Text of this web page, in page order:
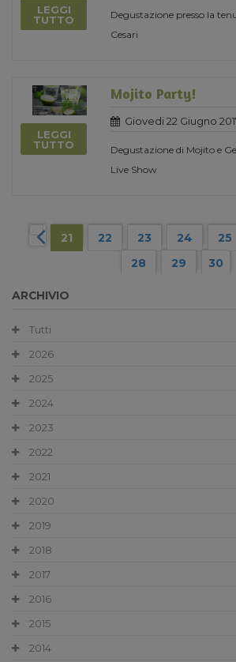
LEGGI
TUTTO
Degustazione presso la
Cesari
LEGGI
TUTTO
Mojito Party!
Giovedi 22 Giugno
Degustazione di Mojito e
Live Show
21 22 23 24 25
28
29 30
ARCHIVIO
Tutti
2026
2025
2024
2023
2022
2021
2020
2019
2018
2017
2016
2015
2014